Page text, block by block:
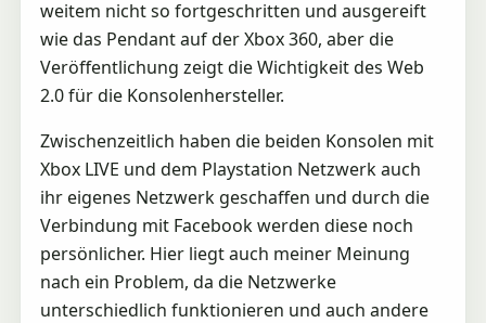
weitem nicht so fortgeschritten und ausgereift
wie das Pendant auf der Xbox 360, aber die
Veröffentlichung zeigt die Wichtigkeit des Web
2.0 für die Konsolenhersteller.
Zwischenzeitlich haben die beiden Konsolen mit
Xbox LIVE und dem Playstation Netzwerk auch
ihr eigenes Netzwerk geschaffen und durch die
Verbindung mit Facebook werden diese noch
persönlicher. Hier liegt auch meiner Meinung
nach ein Problem, da die Netzwerke
unterschiedlich funktionieren und auch andere